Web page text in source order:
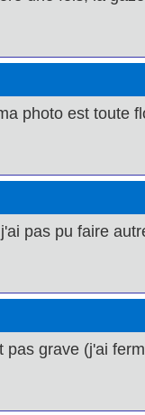
photo est toute
pas pu faire
pas grave (j'ai